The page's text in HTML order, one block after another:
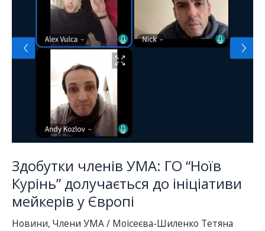
вебінару
Здобутки членів УМА: ГО “Ноїв
Курінь” долучається до ініціативи
мейкерів у Європі
Новини, Члени УМА/ Моісеєва-Шиленко Тетяна